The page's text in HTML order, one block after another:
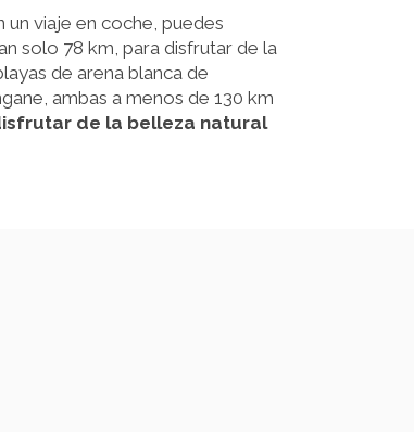
viaje en coche, puedes
solo 78 km, para disfrutar de la
de arena blanca de
ambas a menos de 130 km
de la belleza natural